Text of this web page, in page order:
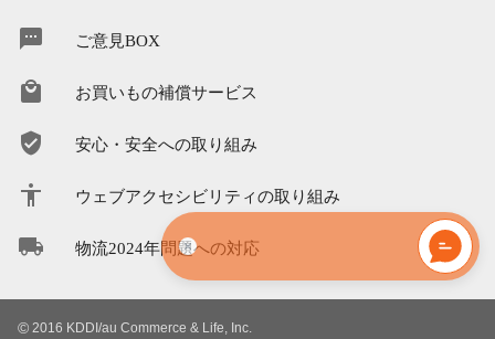
ご意見BOX
お買いもの補償サービス
安心・安全への取り組み
ウェブアクセシビリティの取り組み
物流2024年問題への対応
© 2016 KDDI/au Commerce & Life, Inc.